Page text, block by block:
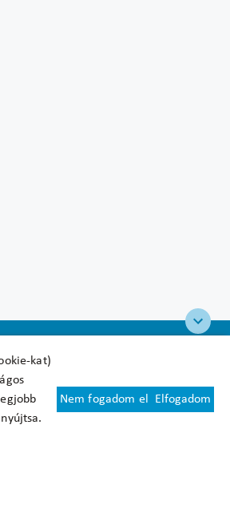
kat)
Nem fogadom el Elfogadom
feltételek